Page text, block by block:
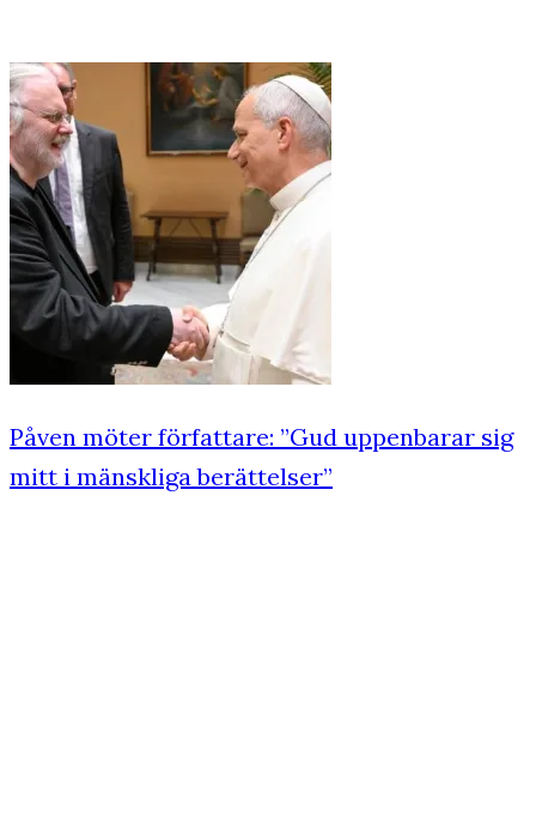
Påven möter författare: ”Gud uppenbarar sig
mitt i mänskliga berättelser”